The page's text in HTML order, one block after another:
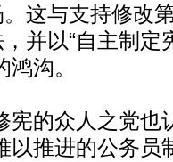
。这与支持修改
并以“自主制定
沟。
的众人之党也
以推进的公务员